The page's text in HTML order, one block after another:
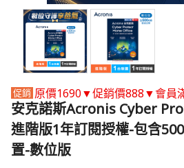
原價1690▼促銷價888▼會員
安克諾斯Acronis Cyber
進階版1年訂閱授權-包含
置-數位版